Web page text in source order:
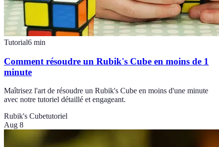
Tutorial6 min
Comment résoudre un Rubik's Cube en moins de 1
minute
Maîtrisez l'art de résoudre un Rubik's Cube en moins d'une minute
avec notre tutoriel détaillé et engageant.
Rubik's Cubetutoriel
Aug 8